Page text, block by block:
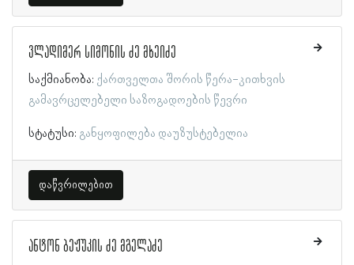
ვლადიმერ სიმონის ძე მხეიძე
საქმიანობა: ქართველთა შორის წერა-კითხვის
გამავრცელებელი საზოგადოების წევრი
სტატუსი: განყოფილება დაუზუსტებელია
დაწვრილებით
ანტონ ბეჟუკის ძე მგელაძე